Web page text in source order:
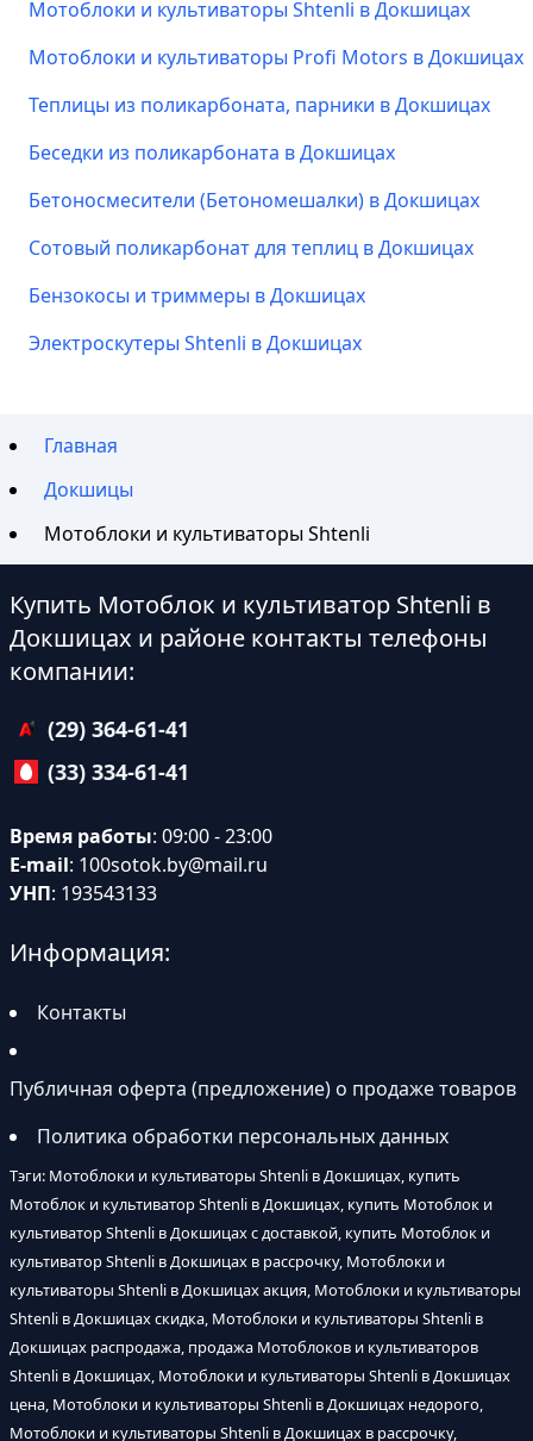
Мотоблоки и культиваторы Shtenli в Докшицах
Мотоблоки и культиваторы Profi Motors в Докшицах
Теплицы из поликарбоната, парники в Докшицах
Беседки из поликарбоната в Докшицах
Бетоносмесители (Бетономешалки) в Докшицах
Сотовый поликарбонат для теплиц в Докшицах
Бензокосы и триммеры в Докшицах
Электроскутеры Shtenli в Докшицах
Главная
Докшицы
Мотоблоки и культиваторы Shtenli
Купить Мотоблок и культиватор Shtenli в
Докшицах и районе контакты телефоны
компании:
(29) 364-61-41
(33) 334-61-41
Время работы: 09:00 - 23:00
E-mail: 100sotok.by@mail.ru
УНП: 193543133
Информация:
Контакты
Публичная оферта (предложение) о продаже товаров
Политика обработки персональных данных
Тэги: Мотоблоки и культиваторы Shtenli в Докшицах, купить
Мотоблок и культиватор Shtenli в Докшицах, купить Мотоблок и
культиватор Shtenli в Докшицах с доставкой, купить Мотоблок и
культиватор Shtenli в Докшицах в рассрочку, Мотоблоки и
культиваторы Shtenli в Докшицах акция, Мотоблоки и культиваторы
Shtenli в Докшицах скидка, Мотоблоки и культиваторы Shtenli в
Докшицах распродажа, продажа Мотоблоков и культиваторов
Shtenli в Докшицах, Мотоблоки и культиваторы Shtenli в Докшицах
цена, Мотоблоки и культиваторы Shtenli в Докшицах недорого,
Мотоблоки и культиваторы Shtenli в Докшицах в рассрочку,